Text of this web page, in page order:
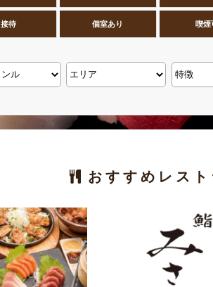
接待 個室あり 喫煙
おすすめレスト